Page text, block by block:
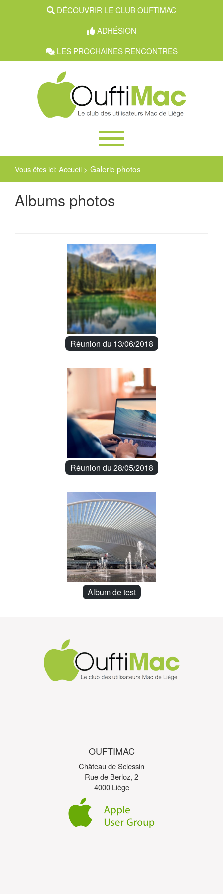
DÉCOUVRIR LE CLUB OUFTIMAC
ADHÉSION
LES PROCHAINES RENCONTRES
Vous êtes ici: Accueil > Galerie photos
Albums photos
Réunion du 13/06/2018
Réunion du 28/05/2018
Album de test
OUFTIMAC
Château de Sclessin
Rue de Berloz, 2
4000 Liège